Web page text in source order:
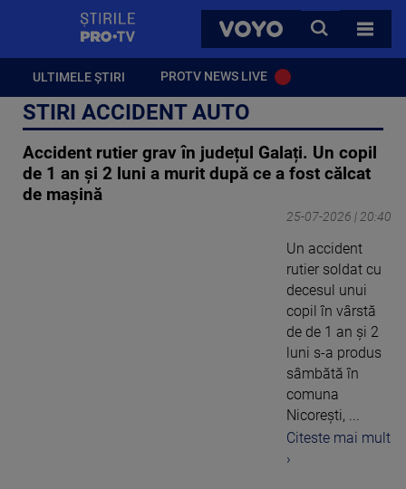
VOYO
CAUTA
TOATE
ULTIMELE ȘTIRI PROTV NEWS LIVE
STIRI ACCIDENT AUTO
Accident rutier grav în județul Galați. Un copil
de 1 an și 2 luni a murit după ce a fost călcat
de mașină
25-07-2026 | 20:40
Un accident
rutier soldat cu
decesul unui
copil în vârstă
de de 1 an şi 2
luni s-a produs
sâmbătă în
comuna
Nicoreşti, ...
Citeste mai mult
›